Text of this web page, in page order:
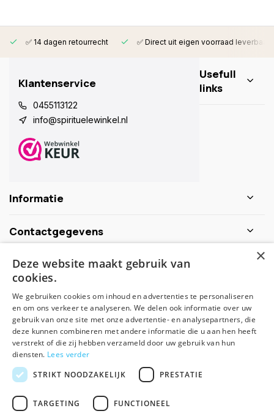
✅ 14 dagen retourrecht ✅ Direct uit eigen voorraad leverbaar
Klantenservice
0455113122
info@spirituelewinkel.nl
Usefull
links
Informatie
Contactgegevens
Schijf je nu in voor de nieuwsbrief
Abonneer
×
Deze website maakt gebruik van
cookies.
We gebruiken cookies om inhoud en advertenties te personaliseren
en om ons verkeer te analyseren. We delen ook informatie over uw
gebruik van onze site met onze advertentie- en analysepartners, die
deze kunnen combineren met andere informatie die u aan hen heeft
verstrekt of die zij hebben verzameld door uw gebruik van hun
diensten. Lees verder
STRIKT NOODZAKELIJK
PRESTATIE
TARGETING FUNCTIONEEL